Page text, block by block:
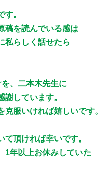
。
稿を読んでいる感は
私らしく話せたら
、二本木先生に
しています。
服いければ嬉しいです。
て頂ければ幸いです。
1年以上お休みしていた